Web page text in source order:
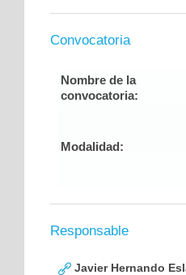
Convocatoria
Nombre de la
convocatoria:
Modalidad:
Responsable
Javier Hernando